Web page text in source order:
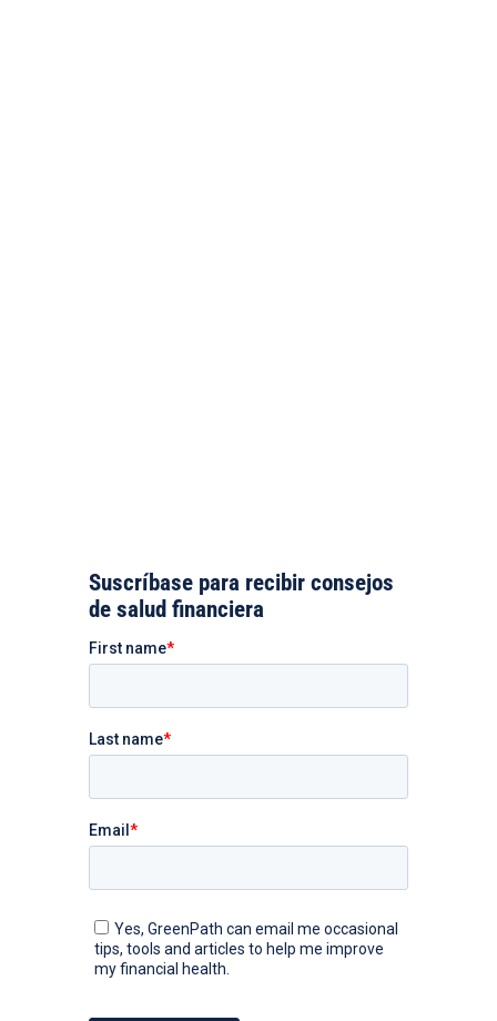
Suscríbase para recibir consejos
de salud financiera